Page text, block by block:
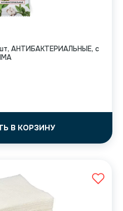
АНТИБАКТЕРИАЛЬНЫЕ, с
В КОРЗИНУ